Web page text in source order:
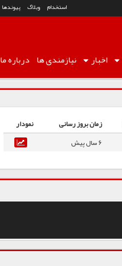
استخدام وبلاگ پیوندها
اخبار نیازمندی ها درباره ما
زمان بروز رسانی
نمودار
6 سال پیش